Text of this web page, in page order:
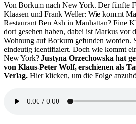
Von Borkum nach New York. Der fünfte
Klaasen und Frank Weller: Wie kommt
Restaurant Ben Ash in Manhattan? Eine
dort gesehen haben, dabei ist Markus vor
Wohnung auf Borkum gefunden worden.
eindeutig identifiziert. Doch wie kommt
New York? Justyna Orzechowska hat
von Klaus-Peter Wolf, erschienen als
Verlag. Hier klicken, um die Folge